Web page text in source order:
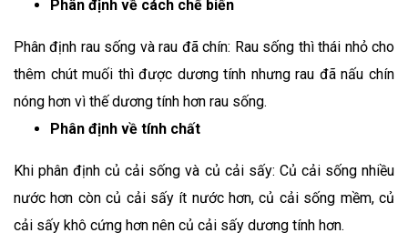
Phân định về cách chế biến
Phân định rau sống và rau đã chín: Rau sống thì thái nhỏ cho
thêm chút muối thì được dương tính nhưng rau đã nấu chín
nóng hơn vì thế dương tính hơn rau sống.
Phân định về tính chất
Khi phân định củ cải sống và củ cải sấy: Củ cải sống nhiều
nước hơn còn củ cải sấy ít nước hơn, củ cải sống mềm, củ
cải sấy khô cứng hơn nên củ cải sấy dương tính hơn.